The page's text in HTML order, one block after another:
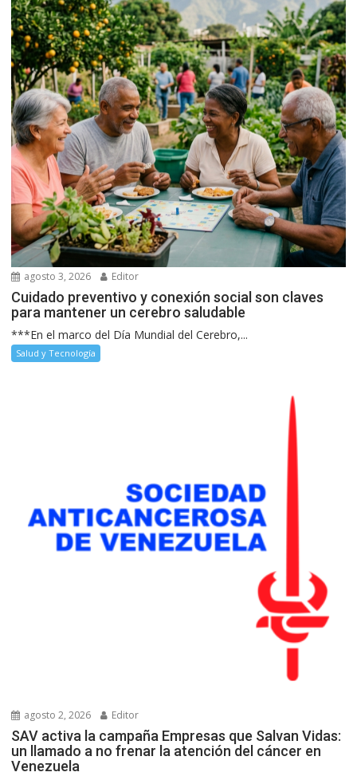
agosto 3, 2026 Editor
Cuidado preventivo y conexión social son claves
para mantener un cerebro saludable
***En el marco del Día Mundial del Cerebro,...
Salud y Tecnología
agosto 2, 2026 Editor
SAV activa la campaña Empresas que Salvan Vidas:
un llamado a no frenar la atención del cáncer en
Venezuela